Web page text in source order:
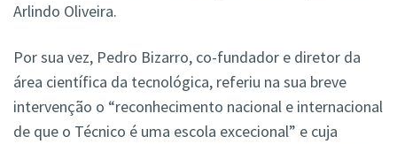
Arlindo Oliveira.
Por sua vez, Pedro Bizarro, co-fundador e diretor da
área científica da tecnológica, referiu na sua breve
intervenção o “reconhecimento nacional e internacional
de que o Técnico é uma escola excecional” e cuja